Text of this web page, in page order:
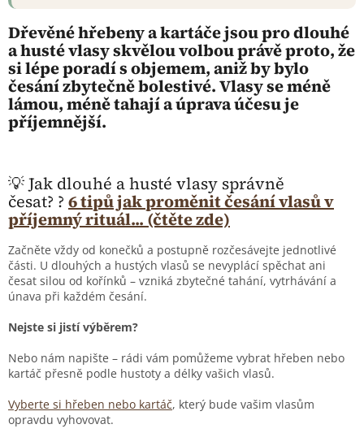
v
k
y
v
ý
p
Dřevěné hřebeny a kartáče jsou pro dlouhé
a husté vlasy skvělou volbou právě proto, že
si lépe poradí s objemem, aniž by bylo
česání zbytečně bolestivé. Vlasy se méně
lámou, méně tahají a úprava účesu je
příjemnější.
💡 Jak dlouhé a husté vlasy správně
česat? ? 6 tipů jak proměnit česání vlasů v
příjemný rituál... (čtěte zde)
Začněte vždy od konečků a postupně rozčesávejte jednotlivé
části. U dlouhých a hustých vlasů se nevyplácí spěchat ani
česat silou od kořínků – vzniká zbytečné tahání, vytrhávání a
únava při každém česání.
Nejste si jistí výběrem?
Nebo nám napište – rádi vám pomůžeme vybrat hřeben nebo
kartáč přesně podle hustoty a délky vašich vlasů.
Vyberte si hřeben nebo kartáč, který bude vašim vlasům
opravdu vyhovovat.